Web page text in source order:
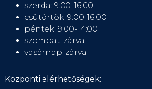
szerda: 9:00-16:00
csütörtök: 9:00-16:00
péntek: 9:00-14:00
szombat: zárva
vasárnap: zárva
Központi elérhetőségek: